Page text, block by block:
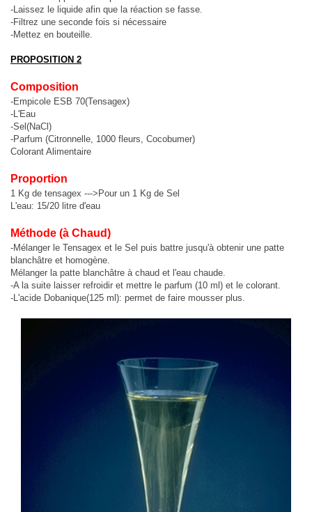
-Laissez le liquide afin que la réaction se fasse.
-Filtrez une seconde fois si nécessaire
-Mettez en bouteille.
PROPOSITION 2
Composition
-Empicole ESB 70(Tensagex)
-L'Eau
-Sel(NaCl)
-Parfum (Citronnelle, 1000 fleurs, Cocobumer)
Colorant Alimentaire
Proportion
1 Kg de tensagex --->Pour un 1 Kg de Sel
L'eau: 15/20 litre d'eau
Méthode (à Chaud)
-Mélanger le Tensagex et le Sel puis battre jusqu'à obtenir une patte
blanchâtre et homogène.
Mélanger la patte blanchâtre à chaud et l'eau chaude.
-A la suite laisser refroidir et mettre le parfum (10 ml) et le colorant.
-L'acide Dobanique(125 ml): permet de faire mousser plus.